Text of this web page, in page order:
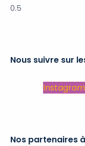
Nous suivre sur
Instagram
Nos partenaires